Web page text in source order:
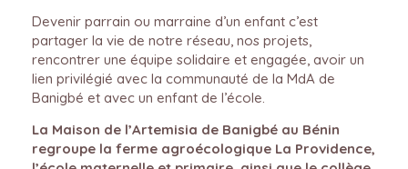
Devenir parrain ou marraine d’un enfant c’est
partager la vie de notre réseau, nos projets,
rencontrer une équipe solidaire et engagée, avoir un
lien privilégié avec la communauté de la MdA de
Banigbé et avec un enfant de l’école.
La Maison de l’Artemisia de Banigbé au Bénin
regroupe la ferme agroécologique La Providence,